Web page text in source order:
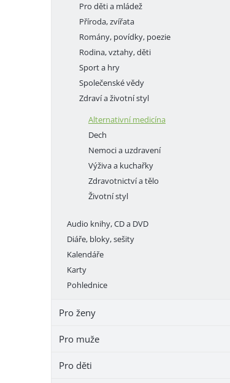
Pro děti a mládež
Příroda, zvířata
Romány, povídky, poezie
Rodina, vztahy, děti
Sport a hry
Společenské vědy
Zdraví a životní styl
Alternativní medicína
Dech
Nemoci a uzdravení
Výživa a kuchařky
Zdravotnictví a tělo
Životní styl
Audio knihy, CD a DVD
Diáře, bloky, sešity
Kalendáře
Karty
Pohlednice
Pro ženy
Pro muže
Pro děti